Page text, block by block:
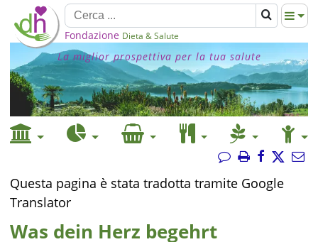
Fondazione Dieta & Salute
La miglior prospettiva per la tua salute
Questa pagina è stata tradotta tramite Google
Translator
Was dein Herz begehrt